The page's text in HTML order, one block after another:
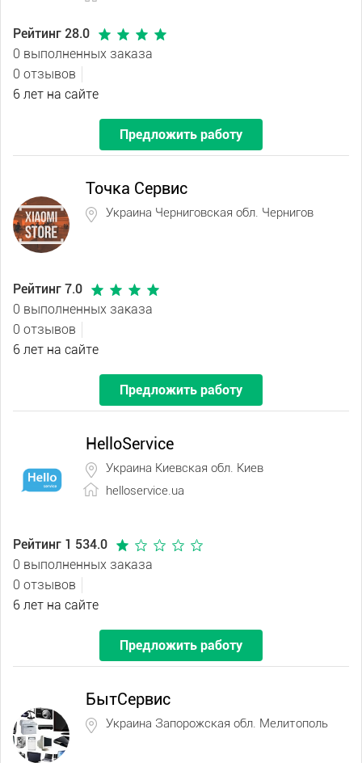
Рейтинг 28.0
0 выполненных заказа
0 отзывов
6 лет на сайте
Предложить работу
Точка Сервис
Украина Черниговская обл. Чернигов
Рейтинг 7.0
0 выполненных заказа
0 отзывов
6 лет на сайте
Предложить работу
HelloService
Украина Киевская обл. Киев
helloservice.ua
Рейтинг 1 534.0
0 выполненных заказа
0 отзывов
6 лет на сайте
Предложить работу
БытСервис
Украина Запорожская обл. Мелитополь